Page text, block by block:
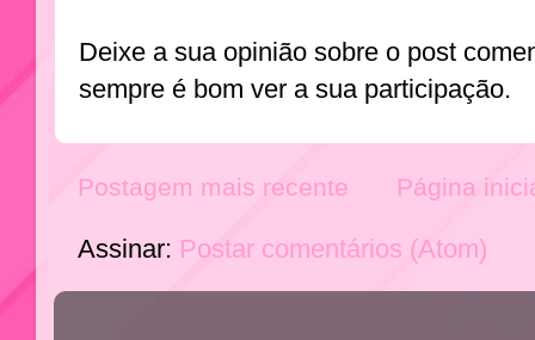
Deixe a sua opinião sobre o post
sempre é bom ver a sua participação.
Postagem mais recente Página
Assinar: Postar comentários (Atom)